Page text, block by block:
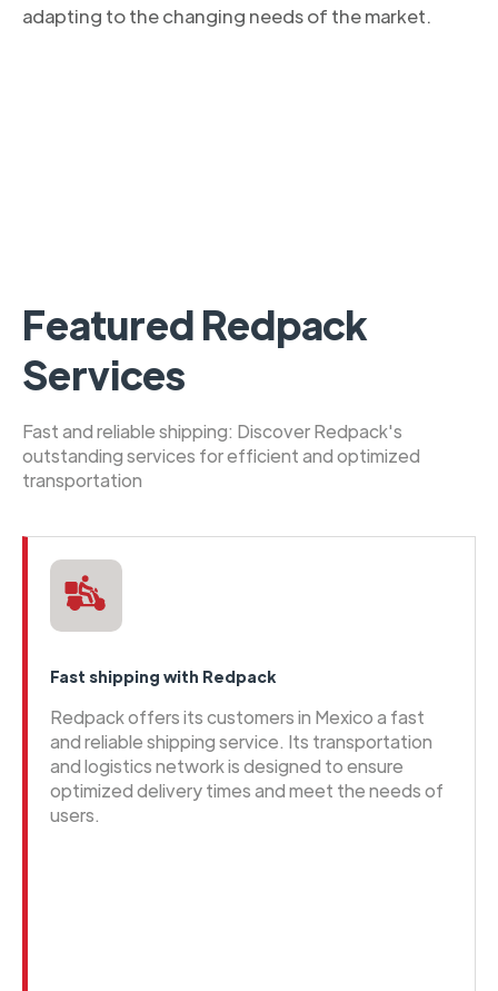
adapting to the changing needs of the market.
Featured Redpack
Services
Fast and reliable shipping: Discover Redpack's
outstanding services for efficient and optimized
transportation
Fast shipping with Redpack
Redpack offers its customers in Mexico a fast
and reliable shipping service. Its transportation
and logistics network is designed to ensure
optimized delivery times and meet the needs of
users.